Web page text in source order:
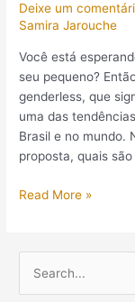
Deixe um
Samira Jarouche
Você está
seu pequeno?
genderless, que
uma das
Brasil e no mundo.
proposta, quais
sem
limites
Read More »